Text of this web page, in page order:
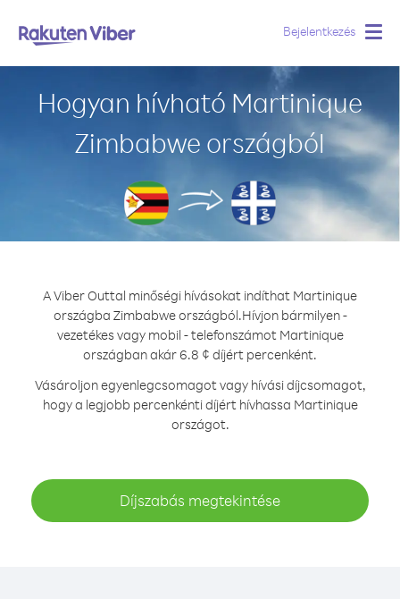
Bejelentkezés
Hogyan hívható Martinique
Zimbabwe országból
A Viber Outtal minőségi hívásokat indíthat Martinique
országba Zimbabwe országból.Hívjon bármilyen -
vezetékes vagy mobil - telefonszámot Martinique
országban akár 6.8 ¢ díjért percenként.
Vásároljon egyenlegcsomagot vagy hívási díjcsomagot,
hogy a legjobb percenkénti díjért hívhassa Martinique
országot.
Díjszabás megtekintése